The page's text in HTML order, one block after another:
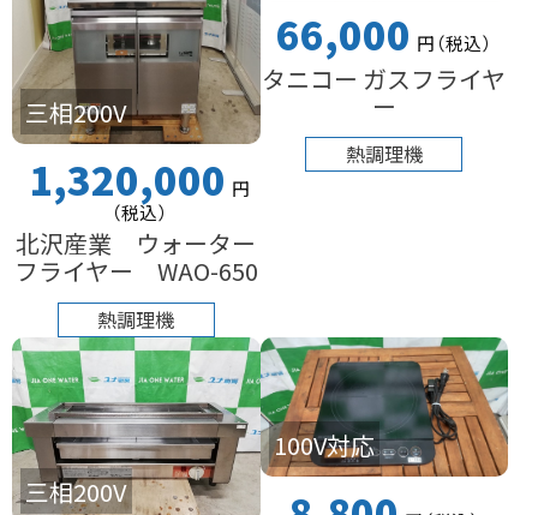
三相200V
1,320,000 円
（税込）
北沢産業 ウォーター
フライヤー WAO-650
熱調理機
66,000 円（税込）
タニコー ガスフライヤ
ー
熱調理機
三相200V
100V対応